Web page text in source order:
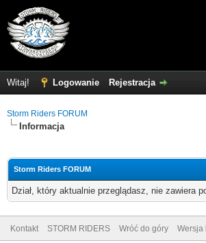
Witaj! Logowanie Rejestracja
Storm Riders FORUM
Informacja
Storm Riders FORUM
Dział, który aktualnie przeglądasz, nie zawiera
Kontakt STORM RIDERS Wróć do góry Wersja